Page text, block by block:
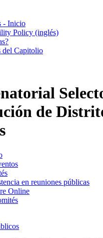
- Inicio
Policy (inglés)
del Capitolio
de
en reuniones públicas
Online